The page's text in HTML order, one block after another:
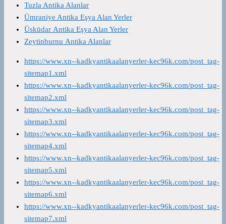
Tuzla Antika Alanlar
Ümraniye Antika Eşya Alan Yerler
Üsküdar Antika Eşya Alan Yerler
Zeytinburnu Antika Alanlar
https://www.xn--kadkyantikaalanyerler-kec96k.com/post_tag-
sitemap1.xml
https://www.xn--kadkyantikaalanyerler-kec96k.com/post_tag-
sitemap2.xml
https://www.xn--kadkyantikaalanyerler-kec96k.com/post_tag-
sitemap3.xml
https://www.xn--kadkyantikaalanyerler-kec96k.com/post_tag-
sitemap4.xml
https://www.xn--kadkyantikaalanyerler-kec96k.com/post_tag-
sitemap5.xml
https://www.xn--kadkyantikaalanyerler-kec96k.com/post_tag-
sitemap6.xml
https://www.xn--kadkyantikaalanyerler-kec96k.com/post_tag-
sitemap7.xml